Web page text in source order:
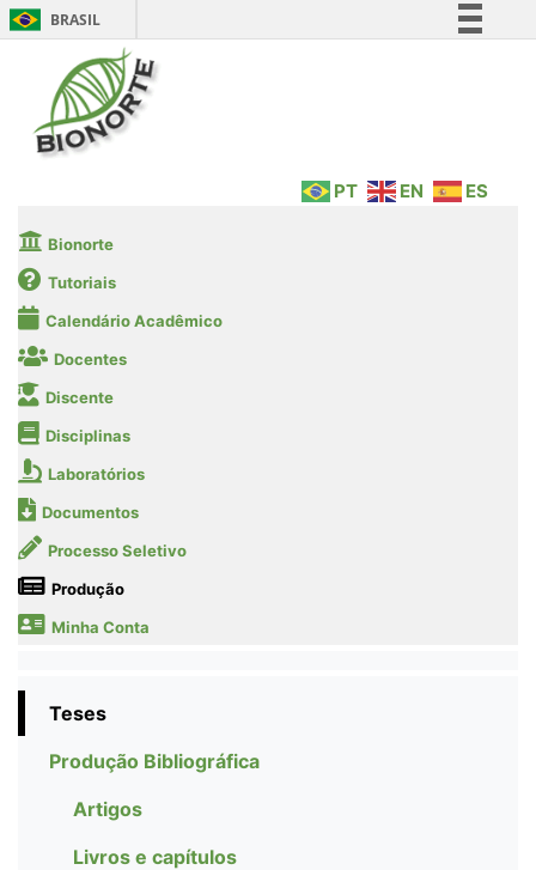
BRASIL
Legislação
PT EN ES
Bionorte
Tutoriais
Calendário Acadêmico
Docentes
Discente
Disciplinas
Laboratórios
Documentos
Processo Seletivo
Produção
Minha Conta
Teses
Produção Bibliográfica
Artigos
Livros e capítulos